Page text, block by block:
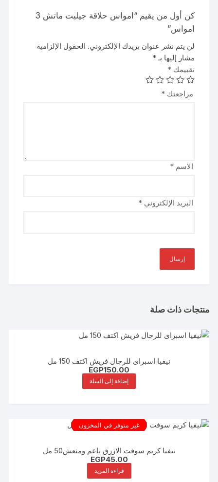
كن أول من يقيم “امواس حلاقة جيليت ماتش 3
امواس”
لن يتم نشر عنوان بريدك الإلكتروني. الحقول الإلزامية
مشار إليها بـ*
تقييمك*
مراجعتك*
الاسم*
البريد الإلكتروني*
منتجات ذات صلة
نيفيا اسبراى للرجال فريش اكتف 150 مل
EGP150.00
إضافة إلى السلة
غير متوفر في المخزون
نيفيا كريم سوفت الازرق ناعم ومنعش50 مل
EGP45.00
قراءة المزيد